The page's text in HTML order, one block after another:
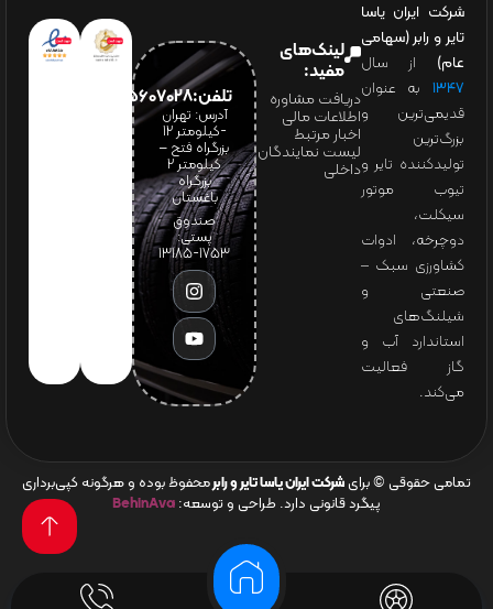
شرکت ایران یاسا
تایر و رابر (سهامی
عام) از سال
۱۳۴۷ به عنوان
قدیمی‌ترین و
بزرگ‌ترین
تولیدکننده تایر و
تیوب موتور
سیکلت،
دوچرخه، ادوات
کشاورزی سبک –
صنعتی و
شیلنگ‌های
استاندارد آب و
گاز فعالیت
می‌کند.
لینک‌های
مفید:
دریافت مشاوره
اطلاعات مالی
اخبار مرتبط
لیست نمایندگان
داخلی
تلفن:65607028(021)
آدرس: تهران
-کیلومتر 12
بزرگراه فتح –
کیلومتر ۲
بزرگراه
باغستان
صندوق
پستی:
1753-13185
تمامی حقوقی © برای شرکت ایران یاسا تایر و رابرمحفوظ بوده و هرگونه کپی‌برداری
پیگرد قانونی دارد. طراحی و توسعه: BehinAva